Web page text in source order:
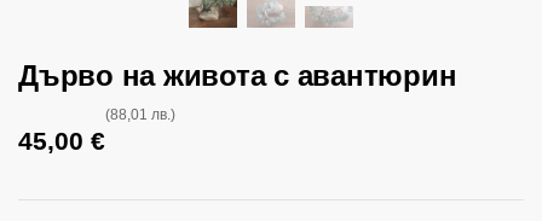
Дърво на живота с авантюрин
45,00 €
(88,01 лв.)